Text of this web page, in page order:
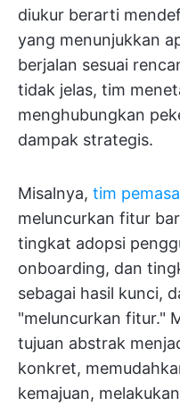
diukur berarti
yang menunjukkan
berjalan sesuai
tidak jelas, tim
menghubungkan
dampak strategis.
Misalnya, tim
meluncurkan fitur
tingkat adopsi
onboarding, dan
sebagai hasil kunci,
"meluncurkan fitur."
tujuan abstrak
konkret,
kemajuan,